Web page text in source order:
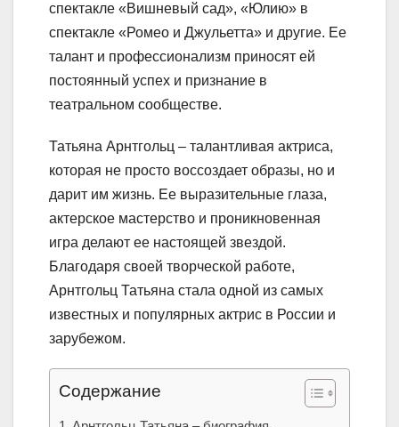
спектакле «Вишневый сад», «Юлию» в
спектакле «Ромео и Джульетта» и другие. Ее
талант и профессионализм приносят ей
постоянный успех и признание в
театральном сообществе.
Татьяна Арнтгольц – талантливая актриса,
которая не просто воссоздает образы, но и
дарит им жизнь. Ее выразительные глаза,
актерское мастерство и проникновенная
игра делают ее настоящей звездой.
Благодаря своей творческой работе,
Арнтгольц Татьяна стала одной из самых
известных и популярных актрис в России и
зарубежом.
Содержание